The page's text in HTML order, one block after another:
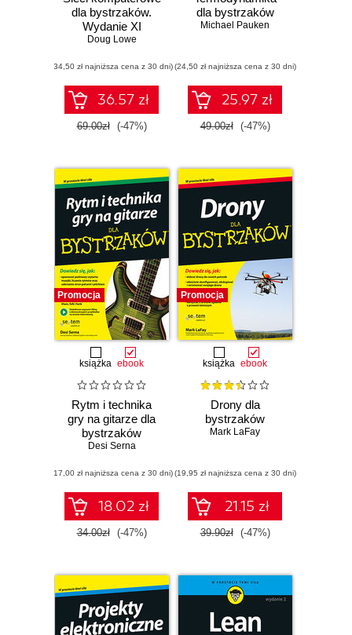
dla bystrzaków.
Wydanie XI
Doug Lowe
(34,50 zł najniższa cena z 30 dni)
36.57 zł
69.00zł (-47%)
dla bystrzaków
Michael Pauken
(24,50 zł najniższa cena z 30 dni)
25.97 zł
49.00zł (-47%)
Promocja
książka ebook
Rytm i technika
gry na gitarze dla
bystrzaków
Desi Serna
(17,00 zł najniższa cena z 30 dni)
18.02 zł
34.00zł (-47%)
Promocja
książka ebook
Drony dla
bystrzaków
Mark LaFay
(19,95 zł najniższa cena z 30 dni)
21.15 zł
39.90zł (-47%)